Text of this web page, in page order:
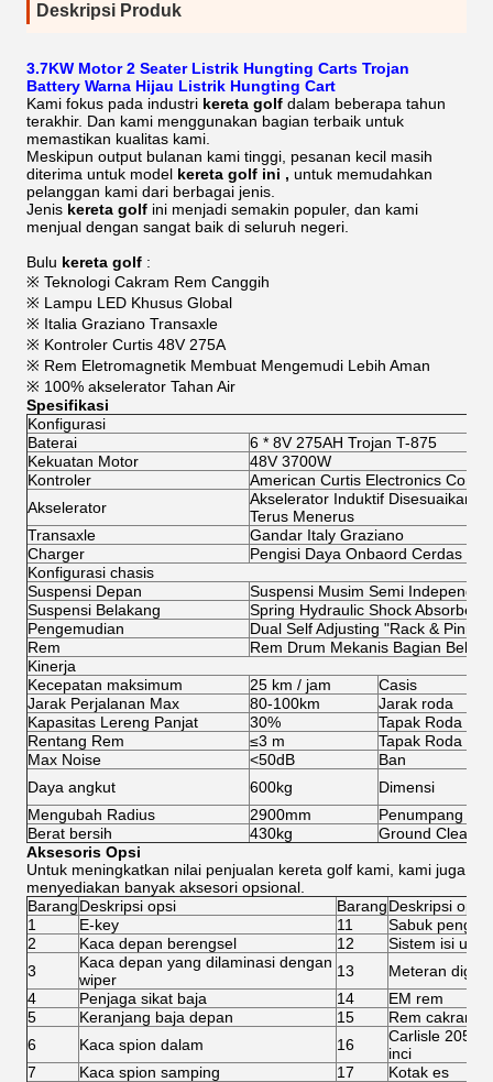
Deskripsi Produk
3.7KW Motor 2 Seater Listrik Hungting Carts Trojan
Battery Warna Hijau Listrik Hungting Cart
Kami fokus pada industri kereta golf dalam beberapa tahun
terakhir. Dan kami menggunakan bagian terbaik untuk
memastikan kualitas kami.
Meskipun output bulanan kami tinggi, pesanan kecil masih
diterima untuk model kereta golf ini , untuk memudahkan
pelanggan kami dari berbagai jenis.
Jenis kereta golf ini menjadi semakin populer, dan kami
menjual dengan sangat baik di seluruh negeri.
Bulu kereta golf :
※ Teknologi Cakram Rem Canggih
※ Lampu LED Khusus Global
※ Italia Graziano Transaxle
※ Kontroler Curtis 48V 275A
※ Rem Eletromagnetik Membuat Mengemudi Lebih Aman
※ 100% akselerator Tahan Air
Spesifikasi
Konfigurasi
Baterai
6 * 8V 275AH Trojan T-875
Kekuatan Motor
48V 3700W
Kontroler
American Curtis Electronics
Akselerator
Akselerator Induktif Disesuaikan
Terus Menerus
Transaxle
Gandar Italy Graziano
Charger
Pengisi Daya Onbaord Cerdas
Konfigurasi chasis
Suspensi Depan
Suspensi Musim Semi Independen
Suspensi Belakang
Spring Hydraulic Shock Absorbers
Pengemudian
Dual Self Adjusting "Rack &
Rem
Rem Drum Mekanis Bagian
Kinerja
Kecepatan maksimum
25 km / jam
Casis
Jarak Perjalanan Max
80-100km
Jarak roda
Kapasitas Lereng Panjat
30%
Tapak Roda
Rentang Rem
≤3 m
Tapak Roda
Max Noise
<50dB
Ban
Daya angkut
600kg
Dimensi
Mengubah Radius
2900mm
Penumpang
Berat bersih
430kg
Ground
Aksesoris Opsi
Untuk meningkatkan nilai penjualan kereta golf kami, kami juga
menyediakan banyak aksesori opsional.
BarangDeskripsi opsi BarangDeskripsi opsi
1
E-key 11
Sabuk
2
Kaca depan berengsel 12
Sistem isi
3
Kaca depan yang dilaminasi dengan
wiper
13
Meteran digital
4
Penjaga sikat baja 14
EM rem
5
Keranjang baja depan 15
Rem cakram
6
Kaca spion dalam 16
Carlisle 205 /
inci
7
Kaca spion samping 17 Kotak es